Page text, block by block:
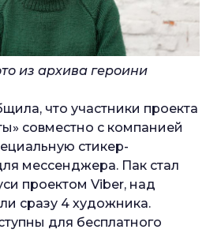
из архива героини
что участники проекта
совместно с компанией
стикер-
мессенджера. Пак стал
проектом Viber, над
сразу 4 художника.
для бесплатного